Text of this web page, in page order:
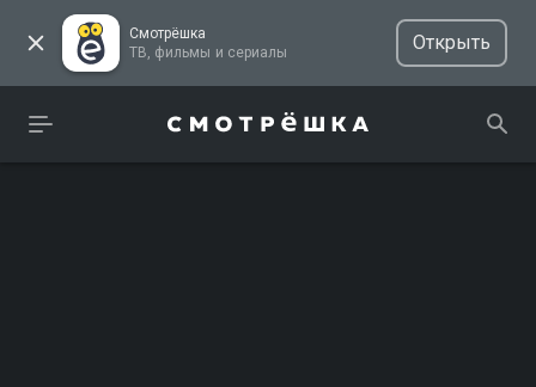
Смотрёшка
ТВ, фильмы и сериалы
Открыть